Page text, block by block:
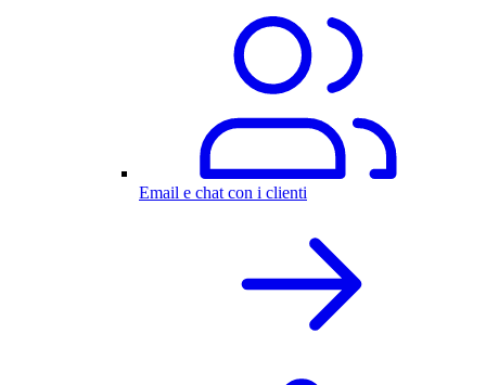
Email e chat con i clienti